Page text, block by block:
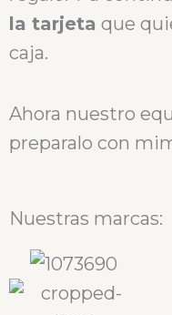
la tarjeta que
caja.
Ahora nuestro
preparalo con
Nuestras marcas: